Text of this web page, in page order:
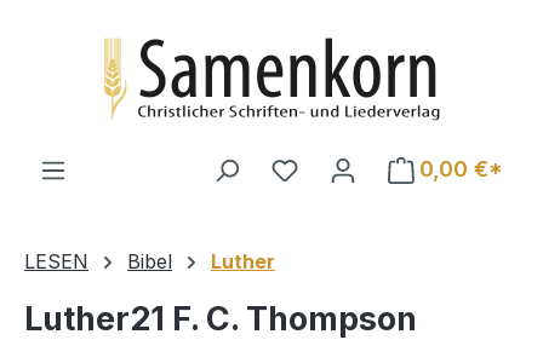
0,00 €*
LESEN Bibel Luther
Luther21 F. C. Thompson